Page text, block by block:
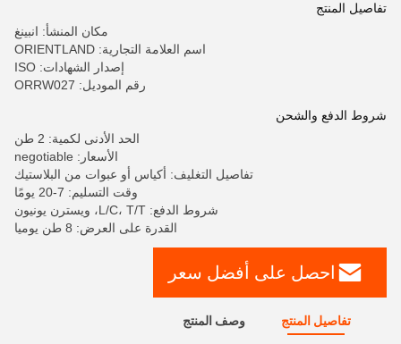
تفاصيل المنتج
مكان المنشأ: انبينغ
اسم العلامة التجارية: ORIENTLAND
إصدار الشهادات: ISO
رقم الموديل: ORRW027
شروط الدفع والشحن
الحد الأدنى لكمية: 2 طن
الأسعار: negotiable
تفاصيل التغليف: أكياس أو عبوات من البلاستيك
وقت التسليم: 7-20 يومًا
شروط الدفع: L/C، T/T، ويسترن يونيون
القدرة على العرض: 8 طن يوميا
احصل على أفضل سعر
تفاصيل المنتج وصف المنتج